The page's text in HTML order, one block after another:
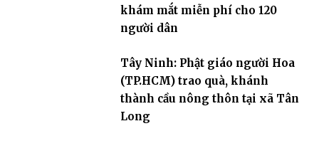
khám mắt miễn phí cho 120
người dân
Tây Ninh: Phật giáo người Hoa
(TP.HCM) trao quà, khánh
thành cầu nông thôn tại xã Tân
Long